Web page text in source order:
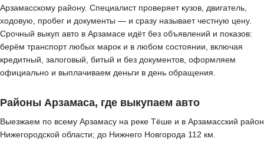
Арзамасскому району. Специалист проверяет кузов, двигатель,
ходовую, пробег и документы — и сразу называет честную цену.
Срочный выкуп авто в Арзамасе идёт без объявлений и показов:
берём транспорт любых марок и в любом состоянии, включая
кредитный, залоговый, битый и без документов, оформляем
официально и выплачиваем деньги в день обращения.
Районы Арзамаса, где выкупаем авто
Выезжаем по всему Арзамасу на реке Тёше и в Арзамасский район
Нижегородской области; до Нижнего Новгорода 112 км.